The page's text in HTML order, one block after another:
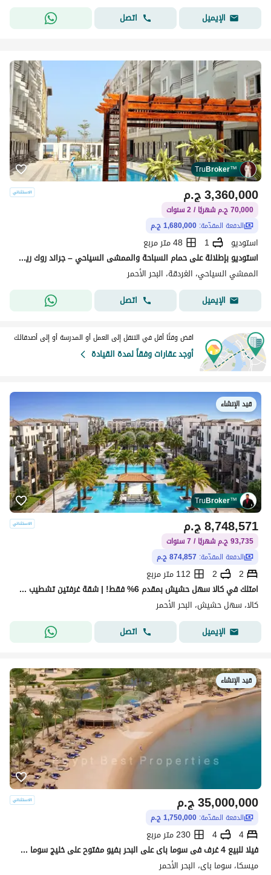
الإيميل
اتصل
TruBroker™
ج.م3,360,000
70,000 ج.م شهريًا / 2 سنوات
الدفعة المقدّمة: 1,680,000 ج.م
استوديو 1
48 متر مربع
استوديو بإطلالة على حمام السباحة والممشى السياحي – جراند روك ريزورت
الممشي السياحي، الغردقة، البحر الأحمر
الإيميل
اتصل
اقض وقتًا أقل في التنقل إلى العمل أو المدرسة أو إلى أصدقائك
أوجد عقارات وفقاً لمدة القيادة
قيد الإنشاء
TruBroker™
ج.م8,748,571
93,735 ج.م شهريًا / 7 سنوات
الدفعة المقدّمة: 874,857 ج.م
2
2
112 متر مربع
امتلك في كالا سهل حشيش بمقدم 6% فقط! | شقة غرفتين تشطيب كامل بالتكييفات
كالا، سهل حشيش، البحر الأحمر
الإيميل
اتصل
قيد الإنشاء
ج.م35,000,000
الدفعة المقدّمة: 1,750,000 ج.م
4
4
230 متر مربع
فيلا للبيع 4 غرف فى سوما باى على البحر بفيو مفتوح على خليج سوما فى البحر الاحمر بمقدم 5% و قسط على 8 سنين من غير دفعات متشطبه .
ميسكا، سوما باى، البحر الأحمر